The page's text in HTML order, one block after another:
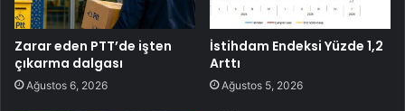
Zarar eden PTT’de işten
çıkarma dalgası
Ağustos 6, 2026
İstihdam Endeksi Yüzde 1,2
Arttı
Ağustos 5, 2026